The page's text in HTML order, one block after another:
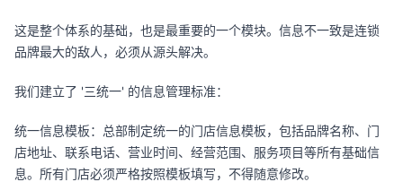
这是整个体系的基础，也是最重要的一个模块。信息不一致是连锁
品牌最大的敌人，必须从源头解决。
我们建立了 '三统一' 的信息管理标准：
统一信息模板：总部制定统一的门店信息模板，包括品牌名称、门
店地址、联系电话、营业时间、经营范围、服务项目等所有基础信
息。所有门店必须严格按照模板填写，不得随意修改。